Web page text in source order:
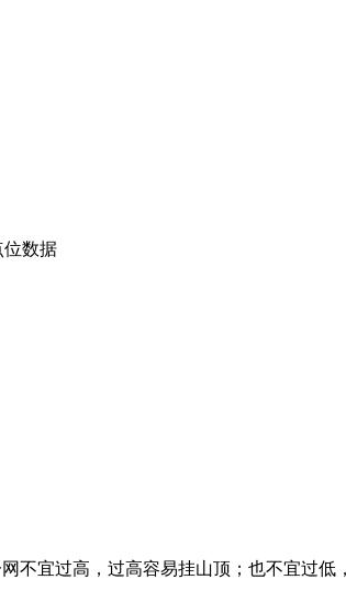
位数据
不宜过高，过高容易挂山顶；也不宜过低